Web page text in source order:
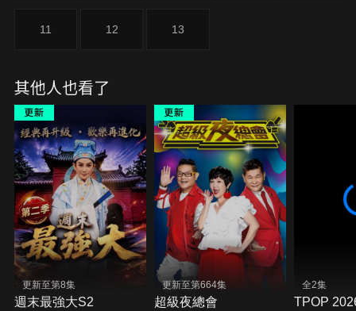
11 12 13
其他人也看了
更新至第8集
週末最強大S2
更新至第664集
超級夜總會
全2集
TPOP